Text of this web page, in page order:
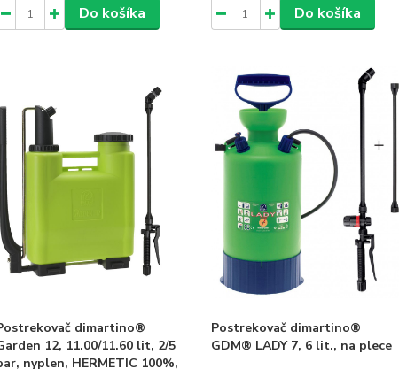
Do košíka Do košíka
dimartino®
12, 11.00/11.60 lit, 2/5
nyplen, HERMETIC 100%,
Postrekovač dimartino®
GDM® LADY 7, 6 lit., na plece